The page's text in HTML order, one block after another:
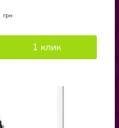
грн
1 клик